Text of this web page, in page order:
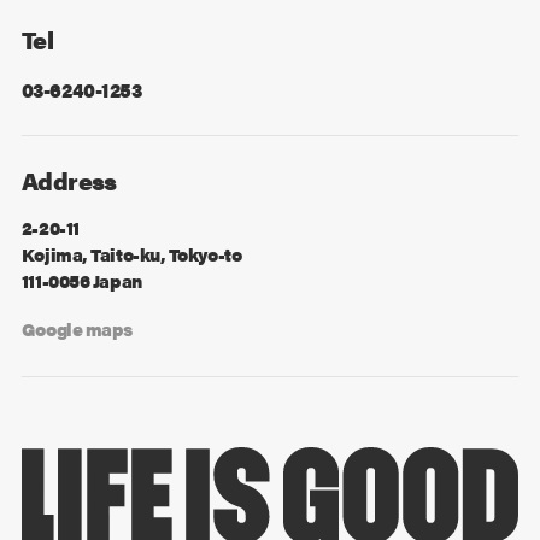
Tel
03-6240-1253
Address
2-20-11
Kojima, Taito-ku, Tokyo-to
111-0056 Japan
Google maps